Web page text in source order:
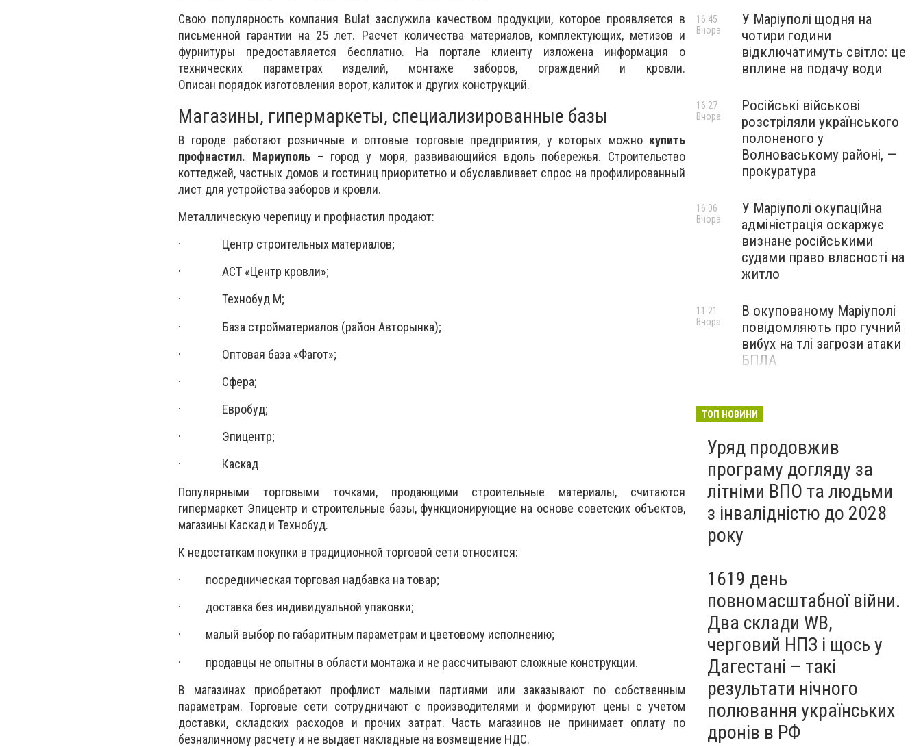
Свою популярность компания Bulat заслужила качеством продукции, которое проявляется в
письменной гарантии на 25 лет. Расчет количества материалов, комплектующих, метизов и
фурнитуры предоставляется бесплатно. На портале клиенту изложена информация о
технических параметрах изделий, монтаже заборов, ограждений и кровли.
Описан порядок изготовления ворот, калиток и других конструкций.
Магазины, гипермаркеты, специализированные базы
В городе работают розничные и оптовые торговые предприятия, у которых можно купить
профнастил. Мариуполь – город у моря, развивающийся вдоль побережья. Строительство
коттеджей, частных домов и гостиниц приоритетно и обуславливает спрос на профилированный
лист для устройства заборов и кровли.
Металлическую черепицу и профнастил продают:
· Центр строительных материалов;
· АСТ «Центр кровли»;
· Технобуд М;
· База стройматериалов (район Авторынка);
· Оптовая база «Фагот»;
· Сфера;
· Евробуд;
· Эпицентр;
· Каскад
Популярными торговыми точками, продающими строительные материалы, считаются
гипермаркет Эпицентр и строительные базы, функционирующие на основе советских объектов,
магазины Каскад и Технобуд.
К недостаткам покупки в традиционной торговой сети относится:
· посредническая торговая надбавка на товар;
· доставка без индивидуальной упаковки;
· малый выбор по габаритным параметрам и цветовому исполнению;
· продавцы не опытны в области монтажа и не рассчитывают сложные конструкции.
В магазинах приобретают профлист малыми партиями или заказывают по собственным
параметрам. Торговые сети сотрудничают с производителями и формируют цены с учетом
доставки, складских расходов и прочих затрат. Часть магазинов не принимает оплату по
безналичному расчету и не выдает накладные на возмещение НДС.
У Маріуполі щодня на
чотири години
відключатимуть світло: це
вплине на подачу води
16:45
Вчора
Російські військові
розстріляли українського
полоненого у
Волноваському районі, —
прокуратура
16:27
Вчора
У Маріуполі окупаційна
адміністрація оскаржує
визнане російськими
судами право власності на
житло
16:06
Вчора
В окупованому Маріуполі
повідомляють про гучний
вибух на тлі загрози атаки
БПЛА
11:21
Вчора
захмарні ціни у магазинах:
нову водну кризу, - ФОТО
Вчора
ТОП НОВИНИ
Уряд продовжив
програму догляду за
літніми ВПО та людьми
з інвалідністю до 2028
року
1619 день
повномасштабної війни.
Два склади WB,
черговий НПЗ і щось у
Дагестані – такі
результати нічного
полювання українських
дронів в РФ